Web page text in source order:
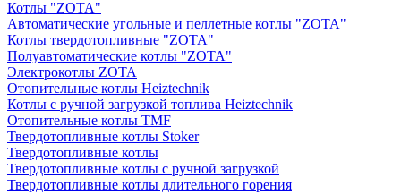
Котлы "ZOTA"
Автоматические угольные и пеллетные котлы "ZOTA"
Котлы твердотопливные "ZOTA"
Полуавтоматические котлы "ZOTA"
Электрокотлы ZOTA
Отопительные котлы Heiztechnik
Котлы с ручной загрузкой топлива Heiztechnik
Отопительные котлы TMF
Твердотопливные котлы Stoker
Твердотопливные котлы
Твердотопливные котлы с ручной загрузкой
Твердотопливные котлы длительного горения